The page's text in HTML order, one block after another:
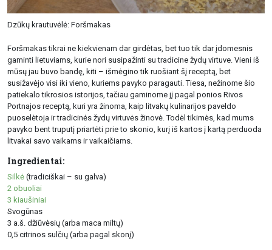
Dzūkų krautuvėlė: Foršmakas
Foršmakas tikrai ne kiekvienam dar girdėtas, bet tuo tik dar įdomesnis
gaminti lietuviams, kurie nori susipažinti su tradicine žydų virtuve. Vieni iš
mūsų jau buvo bandę, kiti – išmėgino tik ruošiant šį receptą, bet
susižavėjo visi iki vieno, kuriems pavyko paragauti. Tiesa, nežinome šio
patiekalo tikrosios istorijos, tačiau gaminome jį pagal ponios Rivos
Portnajos receptą, kuri yra žinoma, kaip litvakų kulinarijos paveldo
puoselėtoja ir tradicinės žydų virtuvės žinovė. Todėl tikimės, kad mums
pavyko bent truputį priartėti prie to skonio, kurį iš kartos į kartą perduoda
litvakai savo vaikams ir vaikaičiams.
Ingredientai:
Silkė (tradiciškai – su galva)
2 obuoliai
3 kiaušiniai
Svogūnas
3 a.š. džiūvėsių (arba maca miltų)
0,5 citrinos sulčių (arba pagal skonį)